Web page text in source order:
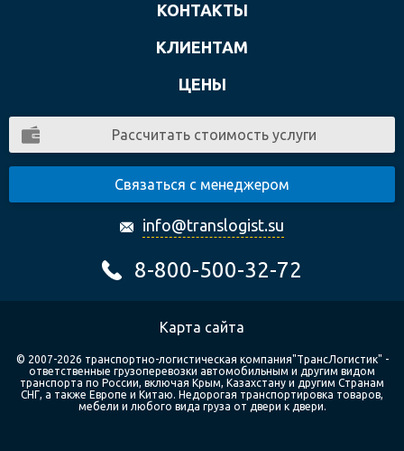
КОНТАКТЫ
КЛИЕНТАМ
ЦЕНЫ
Рассчитать стоимость услуги
Связаться с менеджером
info@translogist.su
8-800-500-32-72
Карта сайта
© 2007-2026 транспортно-логистическая компания"ТрансЛогистик" -
ответственные грузоперевозки автомобильным и другим видом
транспорта по России, включая Крым, Казахстану и другим Странам
СНГ, а также Европе и Китаю. Недорогая транспортировка товаров,
мебели и любого вида груза от двери к двери.